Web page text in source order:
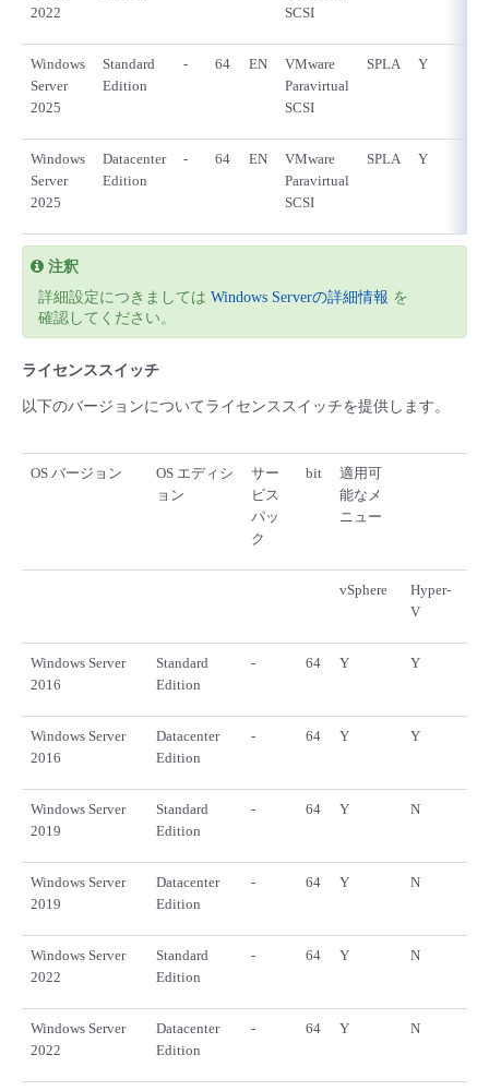
2022
SCSI
Windows
Server
2025
Standard
Edition
- 64 EN
VMware
Paravirtual
SCSI
SPLA Y
Windows
Server
2025
Datacenter
Edition
- 64 EN
VMware
Paravirtual
SCSI
SPLA Y
注釈
詳細設定につきましては Windows Serverの詳細情報 を
確認してください。
ライセンススイッチ
以下のバージョンについてライセンススイッチを提供します。
OS バージョン
OS エディシ
ョン
サー
ビス
パッ
ク
bit
適用可
能なメ
ニュー
vSphere
Hyper-
V
Windows Server
2016
Standard
Edition
- 64 Y Y
Windows Server
2016
Datacenter
Edition
- 64 Y Y
Windows Server
2019
Standard
Edition
- 64 Y N
Windows Server
2019
Datacenter
Edition
- 64 Y N
Windows Server
2022
Standard
Edition
- 64 Y N
Windows Server
2022
Datacenter
Edition
- 64 Y N